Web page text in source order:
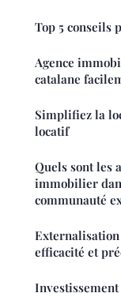
Top 5 conseils
Agence
catalane
Simplifiez la
locatif
Quels sont les
immobilier
communauté
Externalisation
efficacité et